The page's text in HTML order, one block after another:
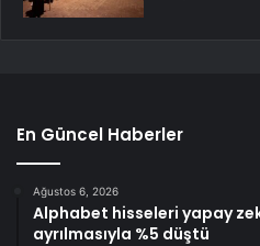
En Güncel Haberler
Ağustos 6, 2026
Alphabet hisseleri yapay
ayrılmasıyla %5 düştü